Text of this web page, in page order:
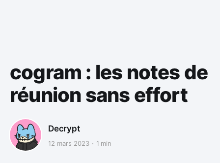
cogram : les notes de
réunion sans effort
Decrypt
12 mars 2023 1 min